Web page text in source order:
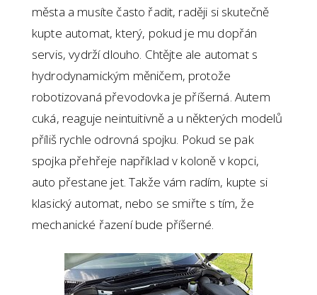
města a musíte často řadit, raději si skutečně
kupte automat, který, pokud je mu dopřán
servis, vydrží dlouho. Chtějte ale automat s
hydrodynamickým měničem, protože
robotizovaná převodovka je příšerná. Autem
cuká, reaguje neintuitivně a u některých modelů
příliš rychle odrovná spojku. Pokud se pak
spojka přehřeje například v koloně v kopci,
auto přestane jet. Takže vám radím, kupte si
klasický automat, nebo se smiřte s tím, že
mechanické řazení bude příšerné.